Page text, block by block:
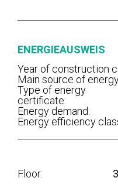
ENERGIEAUSWEIS
Year of construction
Main source of
Type of energy
certificate:
Energy demand:
Energy efficiency
Floor 3